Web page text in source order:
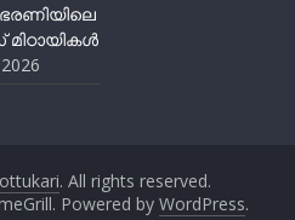
മിഠായികള്‍
. All rights reserved.
Powered by WordPress.